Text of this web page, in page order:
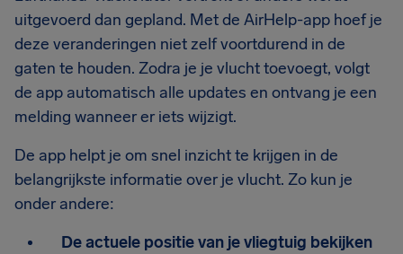
uitgevoerd dan gepland. Met de AirHelp-app hoef je
deze veranderingen niet zelf voortdurend in de
gaten te houden. Zodra je je vlucht toevoegt, volgt
de app automatisch alle updates en ontvang je een
melding wanneer er iets wijzigt.
De app helpt je om snel inzicht te krijgen in de
belangrijkste informatie over je vlucht. Zo kun je
onder andere:
De actuele positie van je vliegtuig bekijken